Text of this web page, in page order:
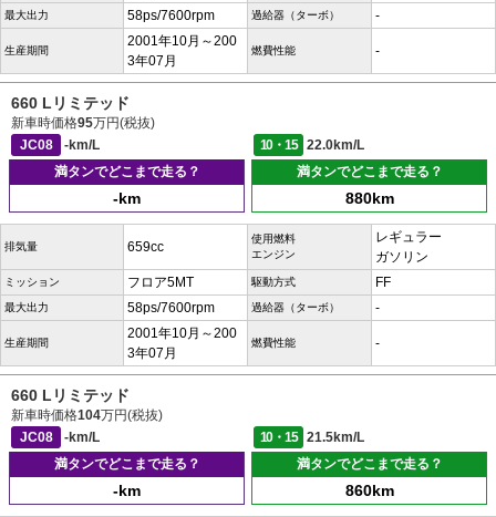
最大出力 58ps/7600rpm 過給器（ターボ） -
生産期間
2001年10月～200
3年07月
燃費性能 -
660 Lリミテッド
新車時価格95万円(税抜)
JC08
-km/L 10・15
22.0km/L
満タンでどこまで走る？
-km
満タンでどこまで走る？
880km
排気量 659cc
使用燃料
エンジン
レギュラー
ガソリン
ミッション フロア5MT 駆動方式 FF
最大出力 58ps/7600rpm 過給器（ターボ） -
生産期間
2001年10月～200
3年07月
燃費性能 -
660 Lリミテッド
新車時価格104万円(税抜)
JC08
-km/L 10・15
21.5km/L
満タンでどこまで走る？
-km
満タンでどこまで走る？
860km